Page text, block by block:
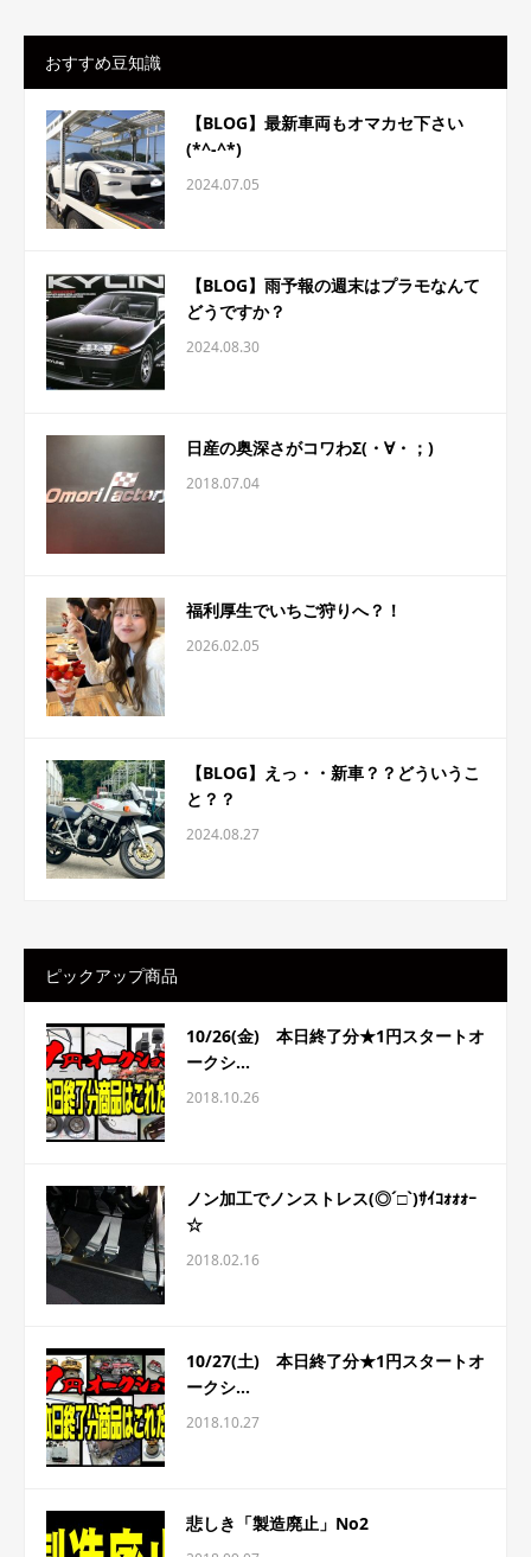
おすすめ豆知識
【BLOG】最新車両もオマカセ下さい
(*^-^*)
2024.07.05
【BLOG】雨予報の週末はプラモなんて
どうですか？
2024.08.30
日産の奥深さがコワわΣ(・∀・；)
2018.07.04
福利厚生でいちご狩りへ？！
2026.02.05
【BLOG】えっ・・新車？？どういうこ
と？？
2024.08.27
ピックアップ商品
10/26(金) 本日終了分★1円スタートオ
ークシ...
2018.10.26
ノン加工でノンストレス(◎´□`)ｻｲｺｫｫｫｰ
☆
2018.02.16
10/27(土) 本日終了分★1円スタートオ
ークシ...
2018.10.27
悲しき「製造廃止」No2